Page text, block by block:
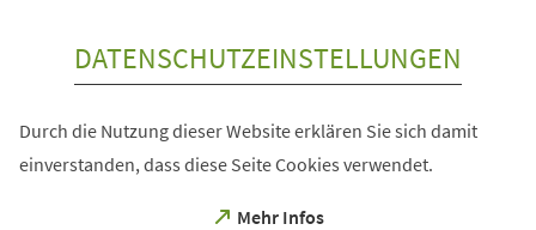
DATENSCHUTZEINSTELLUNGEN
Durch die Nutzung dieser Website erklären Sie sich damit
einverstanden, dass diese Seite Cookies verwendet.
Mehr Infos
(Öffnet